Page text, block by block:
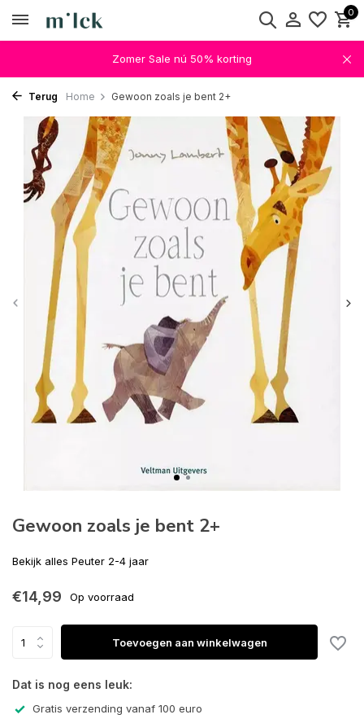
0
Zomer Sale nú 50% korting
Terug Home Gewoon zoals je bent 2+
Gewoon zoals je bent 2+
Bekijk alles Peuter 2-4 jaar
€14,99 Op voorraad
Toevoegen aan winkelwagen
Dat is nog eens leuk:
Gratis verzending vanaf 100 euro